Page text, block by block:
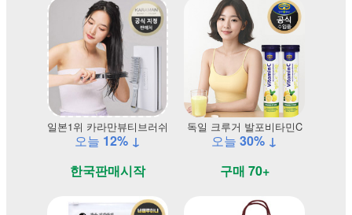
일본1위 카라만뷰티브러쉬
오늘 12% ↓
한국판매시작
독일 크루거 발포비타민C
오늘 30% ↓
구매 70+